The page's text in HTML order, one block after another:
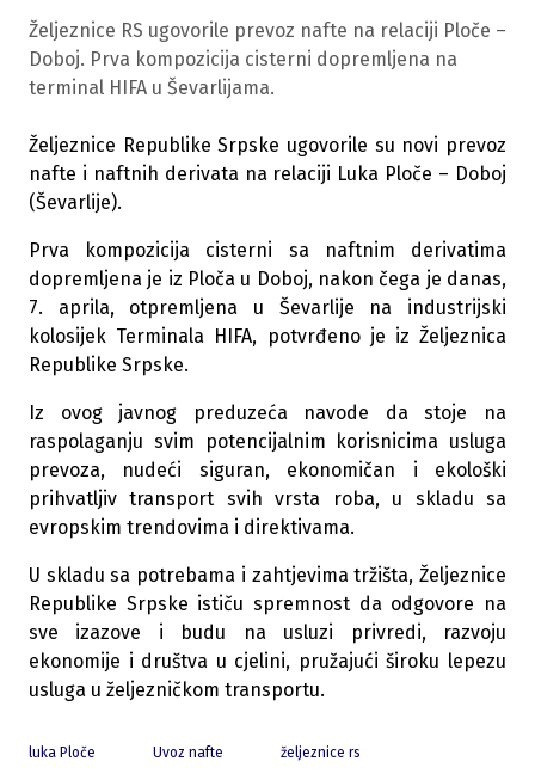
Željeznice RS ugovorile prevoz nafte na relaciji Ploče –
Doboj. Prva kompozicija cisterni dopremljena na
terminal HIFA u Ševarlijama.
Željeznice Republike Srpske ugovorile su novi prevoz
nafte i naftnih derivata na relaciji Luka Ploče – Doboj
(Ševarlije).
Prva kompozicija cisterni sa naftnim derivatima
dopremljena je iz Ploča u Doboj, nakon čega je danas,
7. aprila, otpremljena u Ševarlije na industrijski
kolosijek Terminala HIFA, potvrđeno je iz Željeznica
Republike Srpske.
Iz ovog javnog preduzeća navode da stoje na
raspolaganju svim potencijalnim korisnicima usluga
prevoza, nudeći siguran, ekonomičan i ekološki
prihvatljiv transport svih vrsta roba, u skladu sa
evropskim trendovima i direktivama.
U skladu sa potrebama i zahtjevima tržišta, Željeznice
Republike Srpske ističu spremnost da odgovore na
sve izazove i budu na usluzi privredi, razvoju
ekonomije i društva u cjelini, pružajući široku lepezu
usluga u željezničkom transportu.
luka Ploče Uvoz nafte željeznice rs